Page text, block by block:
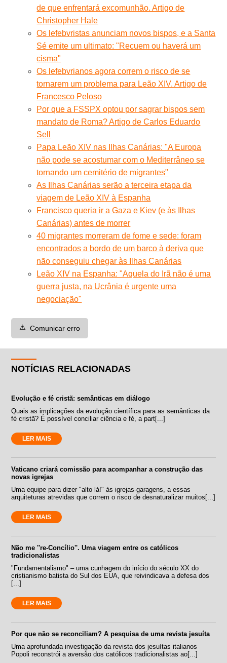
de que enfrentará excomunhão. Artigo de
Christopher Hale
Os lefebvristas anunciam novos bispos, e a Santa
Sé emite um ultimato: "Recuem ou haverá um
cisma"
Os lefebvrianos agora correm o risco de se
tornarem um problema para Leão XIV. Artigo de
Francesco Peloso
Por que a FSSPX optou por sagrar bispos sem
mandato de Roma? Artigo de Carlos Eduardo
Sell
Papa Leão XIV nas Ilhas Canárias: "A Europa
não pode se acostumar com o Mediterrâneo se
tornando um cemitério de migrantes"
As Ilhas Canárias serão a terceira etapa da
viagem de Leão XIV à Espanha
Francisco queria ir a Gaza e Kiev (e às Ilhas
Canárias) antes de morrer
40 migrantes morreram de fome e sede: foram
encontrados a bordo de um barco à deriva que
não conseguiu chegar às Ilhas Canárias
Leão XIV na Espanha: "Aquela do Irã não é uma
guerra justa, na Ucrânia é urgente uma
negociação"
⚠️ Comunicar erro
NOTÍCIAS RELACIONADAS
Evolução e fé cristã: semânticas em diálogo
Quais as implicações da evolução científica para as semânticas da
fé cristã? É possível conciliar ciência e fé, a part[...]
LER MAIS
Vaticano criará comissão para acompanhar a construção das
novas igrejas
Uma equipe para dizer "alto lá!" às igrejas-garagens, a essas
arquiteturas atrevidas que correm o risco de desnaturalizar muitos[...]
LER MAIS
Não me ''re-Concílio''. Uma viagem entre os católicos
tradicionalistas
"Fundamentalismo" – uma cunhagem do início do século XX do
cristianismo batista do Sul dos EUA, que reivindicava a defesa dos
[...]
LER MAIS
Por que não se reconciliam? A pesquisa de uma revista jesuíta
Uma aprofundada investigação da revista dos jesuítas italianos
Popoli reconstrói a aversão dos católicos tradicionalistas ao[...]